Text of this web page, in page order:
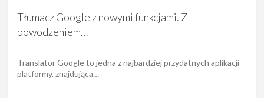
Tłumacz Google z nowymi funkcjami. Z
powodzeniem…
Translator Google to jedna z najbardziej przydatnych aplikacji
platformy, znajdująca…